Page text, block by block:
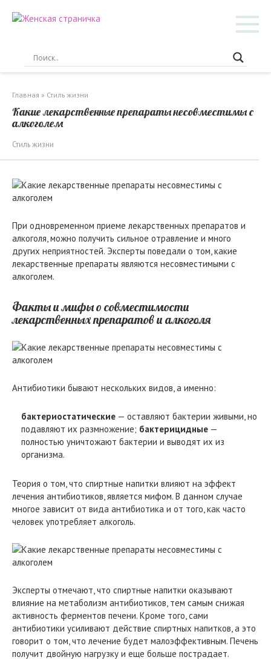
Главная » Стиль жизни
Какие лекарственные препараты несовместимы с
алкоголем
Стиль жизни
При одновременном приеме лекарственных препаратов и
алкоголя, можно получить сильное отравление и много
других неприятностей. Эксперты поведали о том, какие
лекарственные препараты являются несовместимыми с
алкоголем.
Факты и мифы о совместимости
лекарственных препаратов и алкоголя
Антибиотики бывают нескольких видов, а именно:
бактериостатические — оставляют бактерии живыми, но
подавляют их размножение; бактерицидные —
полностью уничтожают бактерии и выводят их из
организма.
Теория о том, что спиртные напитки влияют на эффект
лечения антибиотиков, является мифом. В данном случае
многое зависит от вида антибиотика и от того, как часто
человек употребляет алкоголь.
Эксперты отмечают, что спиртные напитки оказывают
влияние на метаболизм антибиотиков, тем самым снижая
активность ферментов печени. Кроме того, сами
антибиотики усиливают действие спиртных напитков, а это
говорит о том, что лечение будет малоэффективным. Печень
получит двойную нагрузку и еще больше пострадает.